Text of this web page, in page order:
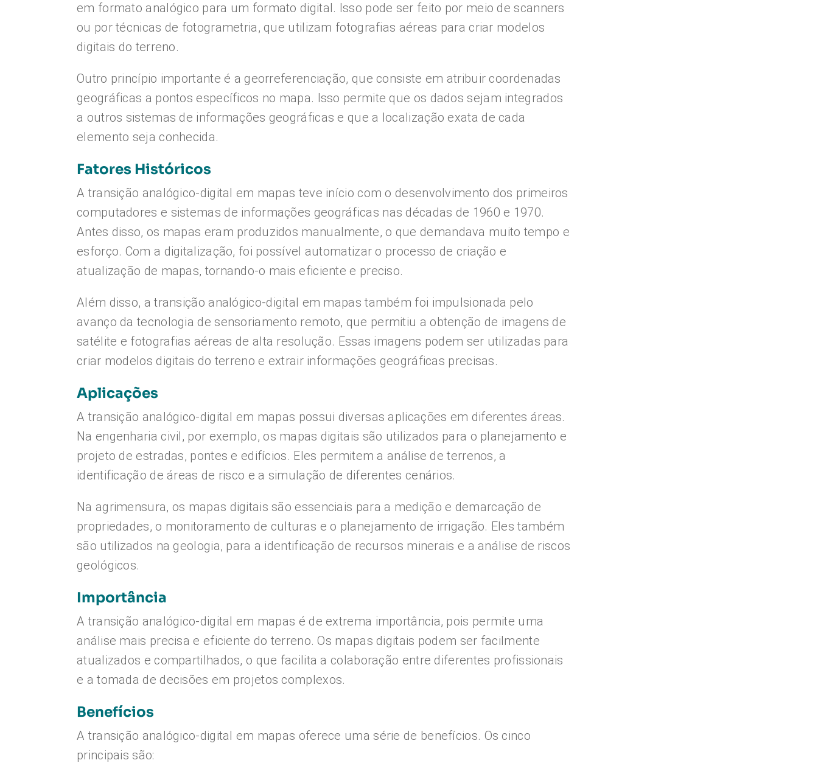
em formato analógico para um formato digital. Isso pode ser feito por meio de scanners
ou por técnicas de fotogrametria, que utilizam fotografias aéreas para criar modelos
digitais do terreno.
Outro princípio importante é a georreferenciação, que consiste em atribuir coordenadas
geográficas a pontos específicos no mapa. Isso permite que os dados sejam integrados
a outros sistemas de informações geográficas e que a localização exata de cada
elemento seja conhecida.
Fatores Históricos
A transição analógico-digital em mapas teve início com o desenvolvimento dos primeiros
computadores e sistemas de informações geográficas nas décadas de 1960 e 1970.
Antes disso, os mapas eram produzidos manualmente, o que demandava muito tempo e
esforço. Com a digitalização, foi possível automatizar o processo de criação e
atualização de mapas, tornando-o mais eficiente e preciso.
Além disso, a transição analógico-digital em mapas também foi impulsionada pelo
avanço da tecnologia de sensoriamento remoto, que permitiu a obtenção de imagens de
satélite e fotografias aéreas de alta resolução. Essas imagens podem ser utilizadas para
criar modelos digitais do terreno e extrair informações geográficas precisas.
Aplicações
A transição analógico-digital em mapas possui diversas aplicações em diferentes áreas.
Na engenharia civil, por exemplo, os mapas digitais são utilizados para o planejamento e
projeto de estradas, pontes e edifícios. Eles permitem a análise de terrenos, a
identificação de áreas de risco e a simulação de diferentes cenários.
Na agrimensura, os mapas digitais são essenciais para a medição e demarcação de
propriedades, o monitoramento de culturas e o planejamento de irrigação. Eles também
são utilizados na geologia, para a identificação de recursos minerais e a análise de riscos
geológicos.
Importância
A transição analógico-digital em mapas é de extrema importância, pois permite uma
análise mais precisa e eficiente do terreno. Os mapas digitais podem ser facilmente
atualizados e compartilhados, o que facilita a colaboração entre diferentes profissionais
e a tomada de decisões em projetos complexos.
Benefícios
A transição analógico-digital em mapas oferece uma série de benefícios. Os cinco
principais são: